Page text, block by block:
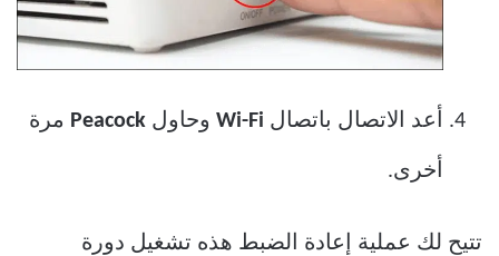
أعد الاتصال باتصال Wi-Fi وحاول Peacock مرة
أخرى.
تتيح لك عملية إعادة الضبط هذه تشغيل دورة